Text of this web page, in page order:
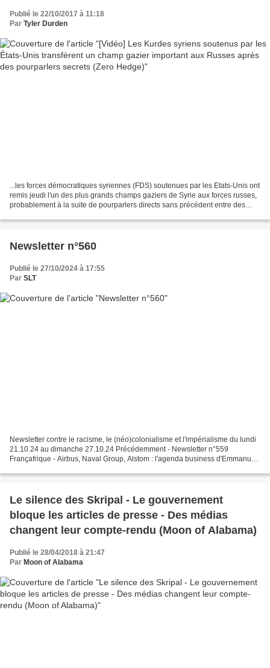
secrets (Zero Hedge)
Publié le 22/10/2017 à 11:18
Par Tyler Durden
...les forces démocratiques syriennes (FDS) soutenues par les Etats-Unis ont
remis jeudi l'un des plus grands champs gaziers de Syrie aux forces russes,
probablement à la suite de pourparlers directs sans précédent entre des
Newsletter n°560
Publié le 27/10/2024 à 17:55
Par SLT
Newsletter contre le racisme, le (néo)colonialisme et l'impérialisme du lundi
21.10.24 au dimanche 27.10.24 Précédemment - Newsletter n°559
Françafrique - Airbus, Naval Group, Alstom : l'agenda business d'Emmanuel
Le silence des Skripal - Le gouvernement
bloque les articles de presse - Des médias
changent leur compte-rendu (Moon of Alabama)
Publié le 28/04/2018 à 21:47
Par Moon of Alabama